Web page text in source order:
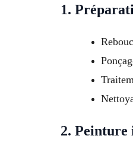
1.
2. Peinture